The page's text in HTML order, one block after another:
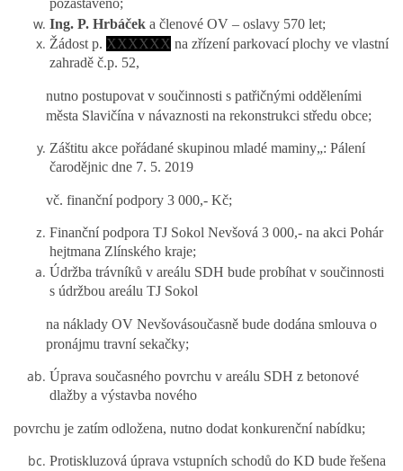
pozastaveno;
Ing. P. Hrbáček a členové OV – oslavy 570 let;
Žádost p. XXXXXX na zřízení parkovací plochy ve vlastní
zahradě č.p. 52,
nutno postupovat v součinnosti s patřičnými odděleními
města Slavičína v návaznosti na rekonstrukci středu obce;
Záštitu akce pořádané skupinou mladé maminy„: Pálení
čarodějnic dne 7. 5. 2019
vč. finanční podpory 3 000,- Kč;
Finanční podpora TJ Sokol Nevšová 3 000,- na akci Pohár
hejtmana Zlínského kraje;
Údržba trávníků v areálu SDH bude probíhat v součinnosti
s údržbou areálu TJ Sokol
na náklady OV Nevšovásoučasně bude dodána smlouva o
pronájmu travní sekačky;
Úprava současného povrchu v areálu SDH z betonové
dlažby a výstavba nového
povrchu je zatím odložena, nutno dodat konkurenční nabídku;
Protiskluzová úprava vstupních schodů do KD bude řešena